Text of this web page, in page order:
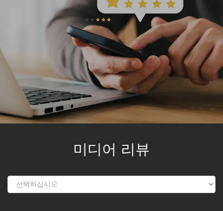
미디어 리뷰